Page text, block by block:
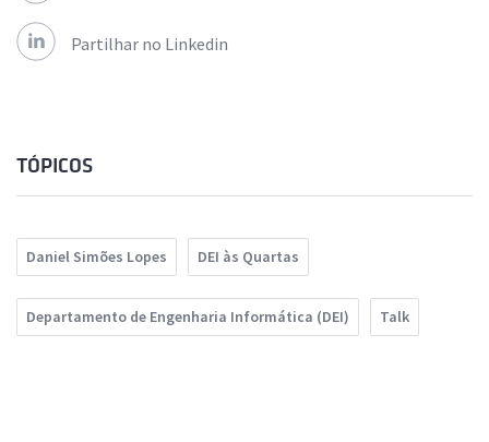
Partilhar no Linkedin
TÓPICOS
Daniel Simões Lopes DEI às Quartas
Departamento de Engenharia Informática (DEI) Talk